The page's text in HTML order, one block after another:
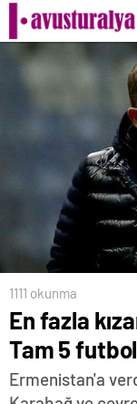
1111 okunma
En fazla
Tam 5
Ermenistan'a